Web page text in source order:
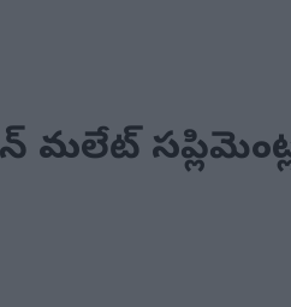
మలేట్